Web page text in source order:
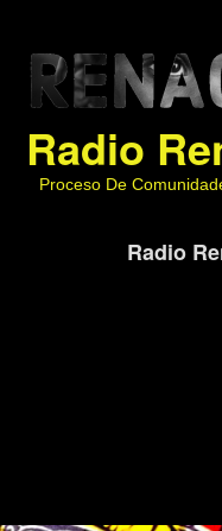
Radio
Proceso De
Radio